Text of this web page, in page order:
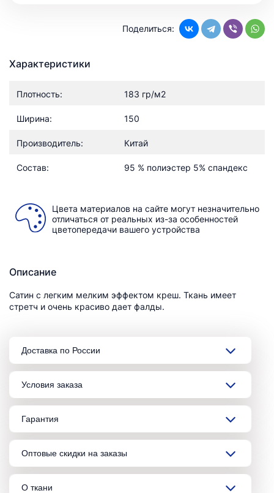
Поделиться:
Характеристики
Плотность: 183 гр/м2
Ширина: 150
Производитель: Китай
Состав: 95 % полиэстер 5% спандекс
Цвета материалов на сайте могут незначительно
отличаться от реальных из-за особенностей
цветопередачи вашего устройства
Описание
Сатин с легким мелким эффектом креш. Ткань имеет
стретч и очень красиво дает фалды.
Доставка по России
Условия заказа
Гарантия
Оптовые скидки на заказы
О ткани